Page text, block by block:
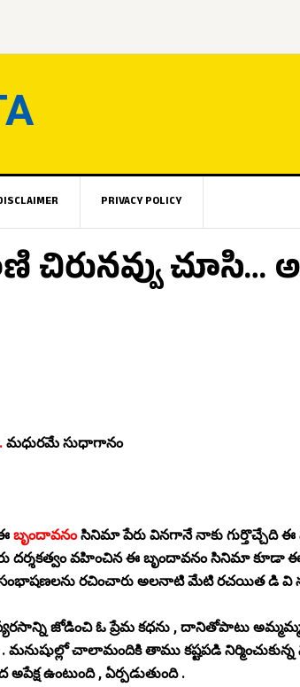
PRIVACY POLICY
చూసి…
మధురమే సుధాగానం
బృందావనంసినిమా పేరు వినగానే నాకు గుర్తొచ్చేది ఈ
దర్శకత్వం వహించిన ఈ బృందావనం సినిమా
సంభాషణలను రచించారు అలనాటి మేటి రచయిత డి వి
జోడించి ఓ ప్రేమ కధను , దానితోపాటు
. మనుషుల్లో చాలామందికి తాము కష్టపడి
ఉంటుంది , ఏర్పడుతుంది .